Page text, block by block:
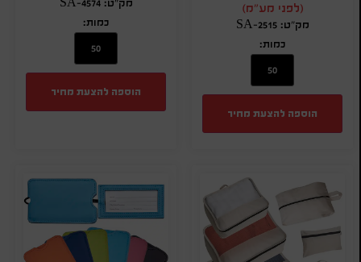
(לפני מע"מ)
מק"ט: SA-2515
כמות:
הוספה להצעת מחיר
מק"ט: SA-4574
כמות:
הוספה להצעת מחיר